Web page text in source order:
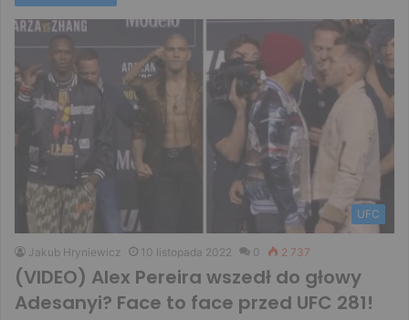
UFC
Jakub Hryniewicz 10 listopada 2022 0 2 737
(VIDEO) Alex Pereira wszedł do głowy
Adesanyi? Face to face przed UFC 281!